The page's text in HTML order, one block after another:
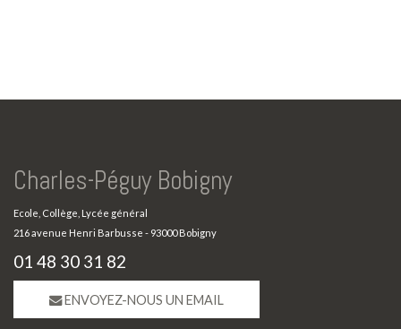
Charles-Péguy Bobigny
Ecole, Collège, Lycée général
216 avenue Henri Barbusse - 93000 Bobigny
01 48 30 31 82
ENVOYEZ-NOUS UN EMAIL